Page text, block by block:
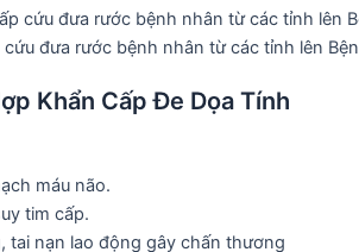
đưa rước bệnh nhân từ các tỉnh lên
Khẩn Cấp Đe Dọa Tính
máu não.
tim cấp.
tai nạn lao động gây chấn thương